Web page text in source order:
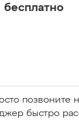
бесплатно
позвоните
быстро